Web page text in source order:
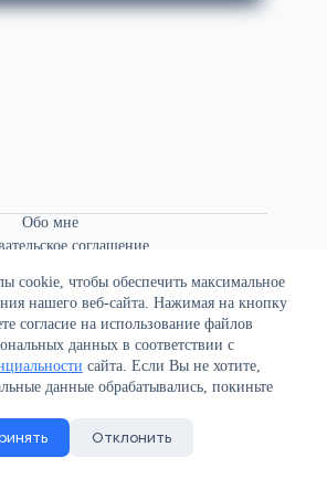
cookie, чтобы обеспечить максимальное
нашего веб-сайта. Нажимая на кнопку
согласие на использование файлов
данных в соответствии с
сайта. Если Вы не хотите,
данные обрабатывались, покиньте
Отклонить
Обо мне
соглашение
конфиденциальности
сайта